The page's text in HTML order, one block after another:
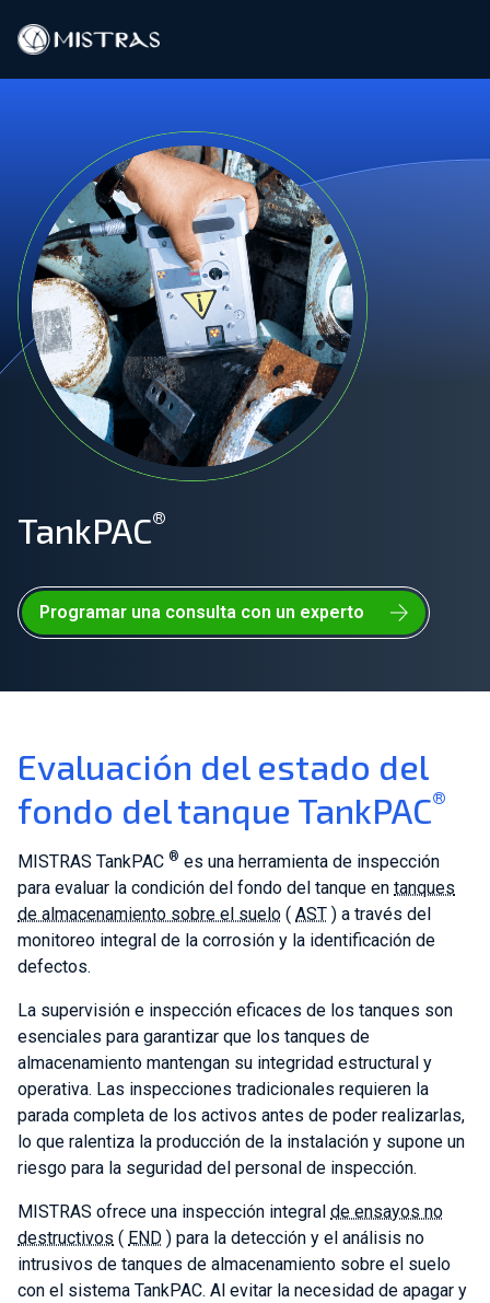
Servicios de campo
Servicios en el laboratorio
Productos
Industrias
Recursos
Contacto
Únete a nuestro equipo
Sobre nosotros
ES
Global
TankPAC®
Programar una consulta con un experto
Evaluación del estado del
fondo del tanque TankPAC®
MISTRAS TankPAC ® es una herramienta de inspección
para evaluar la condición del fondo del tanque en tanques
de almacenamiento sobre el suelo ( AST ) a través del
monitoreo integral de la corrosión y la identificación de
defectos.
La supervisión e inspección eficaces de los tanques son
esenciales para garantizar que los tanques de
almacenamiento mantengan su integridad estructural y
operativa. Las inspecciones tradicionales requieren la
parada completa de los activos antes de poder realizarlas,
lo que ralentiza la producción de la instalación y supone un
riesgo para la seguridad del personal de inspección.
MISTRAS ofrece una inspección integral de ensayos no
destructivos ( END ) para la detección y el análisis no
intrusivos de tanques de almacenamiento sobre el suelo
con el sistema TankPAC. Al evitar la necesidad de apagar y